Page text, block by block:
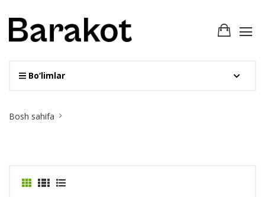
Bo‘limlar
Breadcrumb
Bosh sahifa